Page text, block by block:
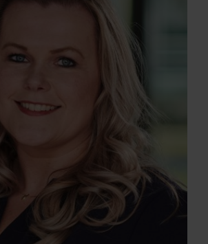
Zij is een van de
voor de internationale
gebied van participatieregelingen,
vele jaren heeft bekleed. Verder
ervaring met het verstrekken
terrein. Dankzij haar werk voor
Europese instellingen heeft
kennis op dit gebied kunnen
Belastingadviseurs Opleiding,
Master Fiscaal Recht
Geschiedenis